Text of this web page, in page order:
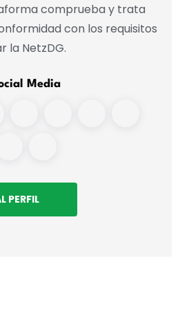
comprueba y trata
con los requisitos
la NetzDG.
Media
PERFIL